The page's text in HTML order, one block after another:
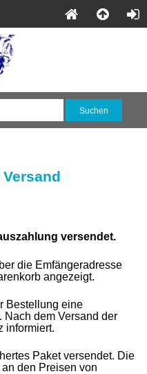
versendet.
die Emfängeradresse
angezeigt.
Bestellung eine
Nach dem Versand der
informiert.
Paket versendet. Die
den Preisen von